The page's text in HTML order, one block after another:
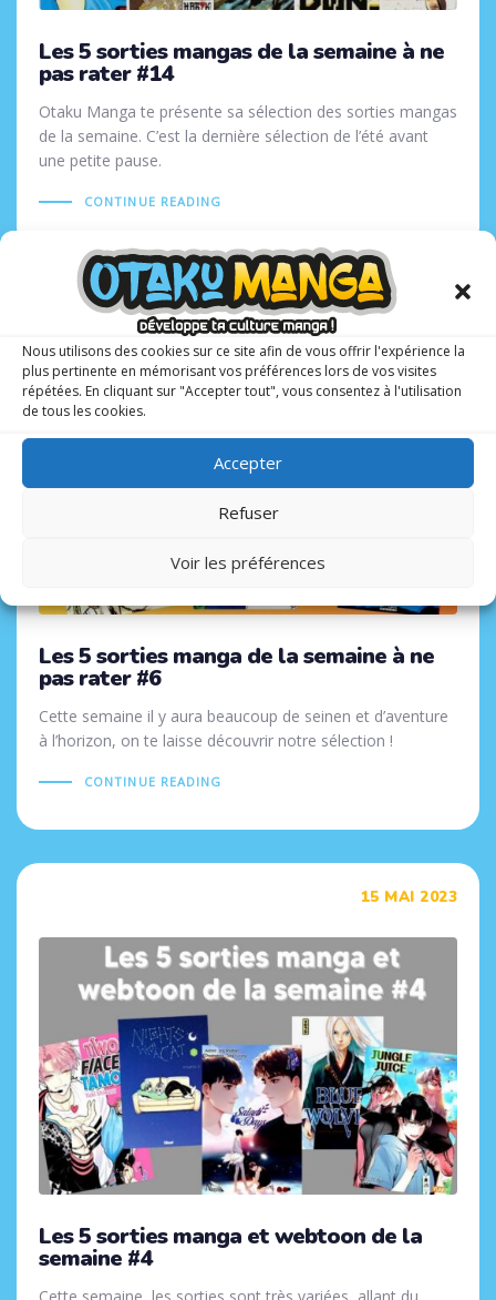
Nous utilisons des cookies sur ce site afin de vous offrir l'expérience la
plus pertinente en mémorisant vos préférences lors de vos visites
répétées. En cliquant sur "Accepter tout", vous consentez à l'utilisation
de tous les cookies.
Accepter
Refuser
Voir les préférences
Les 5 sorties mangas de la semaine à ne
pas rater #14
Otaku Manga te présente sa sélection des sorties mangas
de la semaine. C’est la dernière sélection de l’été avant
une petite pause.
CONTINUE READING
31 MAI 2023
Les 5 sorties manga de la semaine à ne
pas rater #6
Cette semaine il y aura beaucoup de seinen et d’aventure
à l’horizon, on te laisse découvrir notre sélection !
CONTINUE READING
15 MAI 2023
Les 5 sorties manga et webtoon de la
semaine #4